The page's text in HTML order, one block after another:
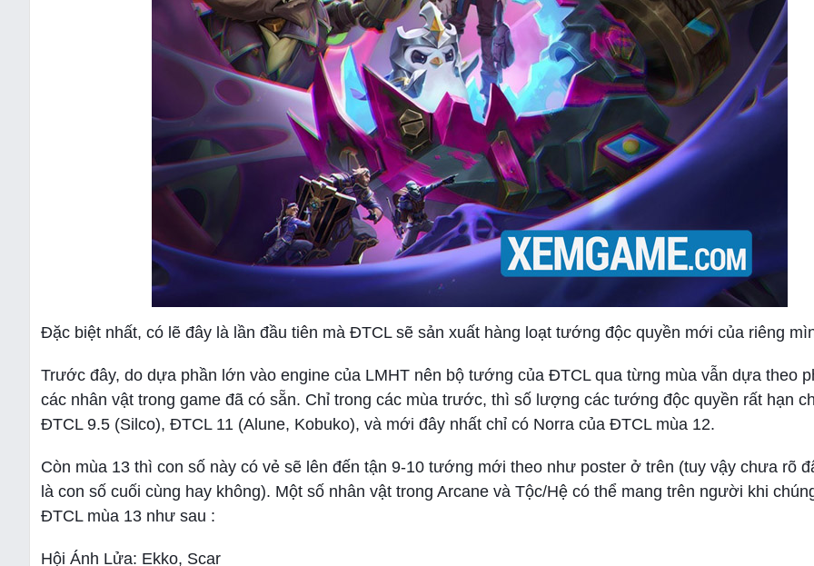
Đặc biệt nhất, có lẽ đây là lần đầu tiên mà ĐTCL sẽ sản xuất hàng loạt tướng độc quyền mới của riêng
Trước đây, do dựa phần lớn vào engine của LMHT nên bộ tướng của ĐTCL qua từng mùa vẫn dựa theo
các nhân vật trong game đã có sẵn. Chỉ trong các mùa trước, thì số lượng các tướng độc quyền rất hạn
ĐTCL 9.5 (Silco), ĐTCL 11 (Alune, Kobuko), và mới đây nhất chỉ có Norra của ĐTCL mùa 12.
Còn mùa 13 thì con số này có vẻ sẽ lên đến tận 9-10 tướng mới theo như poster ở trên (tuy vậy chưa rõ
là con số cuối cùng hay không). Một số nhân vật trong Arcane và Tộc/Hệ có thể mang trên người khi
ĐTCL mùa 13 như sau :
Hội Ánh Lửa: Ekko, Scar